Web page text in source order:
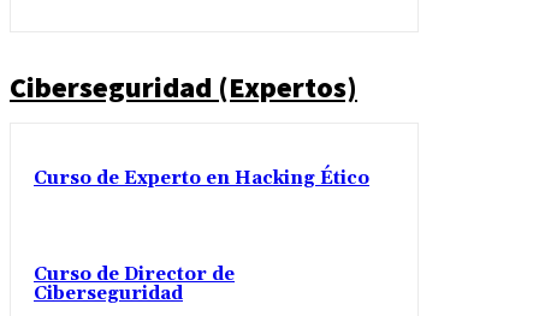
Ciberseguridad (Expertos)
Curso de Experto en Hacking Ético
Curso de Director de
Ciberseguridad